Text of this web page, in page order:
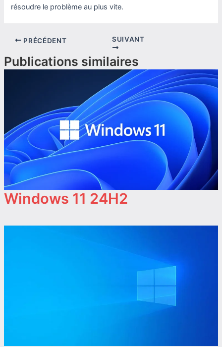
résoudre le problème au plus vite.
PRÉCÉDENT SUIVANT
Publications similaires
Windows 11 24H2